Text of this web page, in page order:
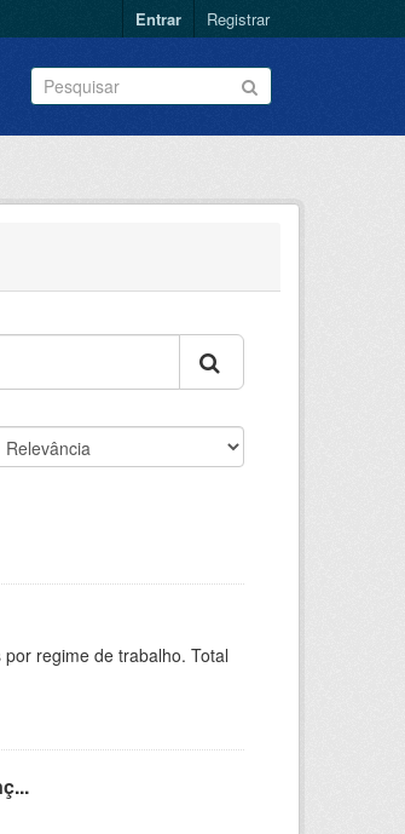
Entrar Registrar
regime de trabalho. Total